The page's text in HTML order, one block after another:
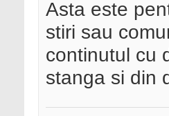
Asta este
stiri sau
continutul cu
stanga si din